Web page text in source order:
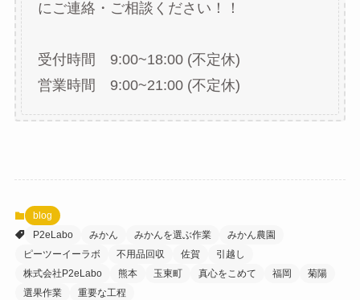
にご連絡・ご相談ください！！
受付時間 9:00~18:00 (不定休)
営業時間 9:00~21:00 (不定休)
blog
P2eLabo
みかん みかんを選ぶ作業
みかん農園
ピーツーイーラボ
不用品回収 佐賀
引越し
株式会社P2eLabo
熊本 玉東町 真心をこめて 福岡
菊陽
選果作業
重要な工程